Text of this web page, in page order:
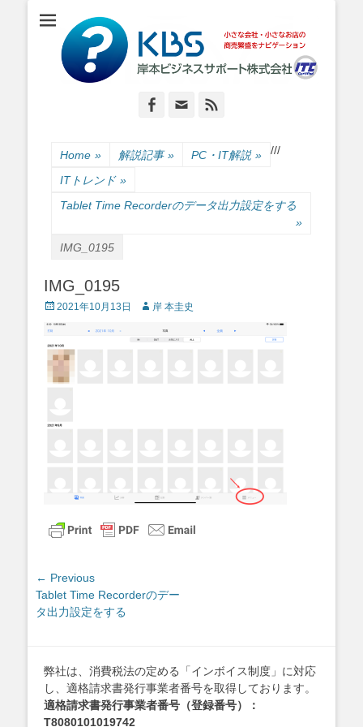
岸本ビジネスサポ
ート株式会社
小さな会社・小さなお店のIT経営をナビゲーション
Facebook
Email
Home » 解説記事 » /
PC・IT解説 » /
ITトレンド »
/
Tablet Time Recorderのデータ出力設定をする
»
IMG_0195
IMG_0195
Posted
on
2021年10月13日 Author
岸 本圭史
投
稿
ナ
ー
シ
ョ
← Previous
Previous
post:
Tablet Time Recorderのデー
タ出力設定をする
弊社は、消費税法の定める「インボイス制度」に対応
し、適格請求書発行事業者番号を取得しております。
適格請求書発行事業者番号（登録番号）：
T8080101019742